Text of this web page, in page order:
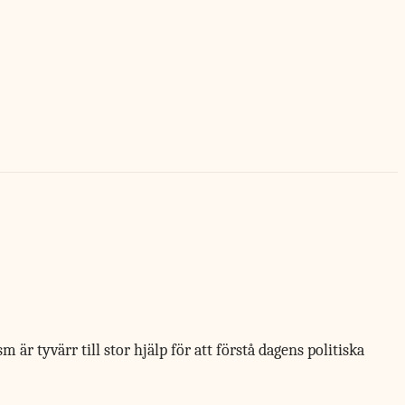
är tyvärr till stor hjälp för att förstå dagens politiska